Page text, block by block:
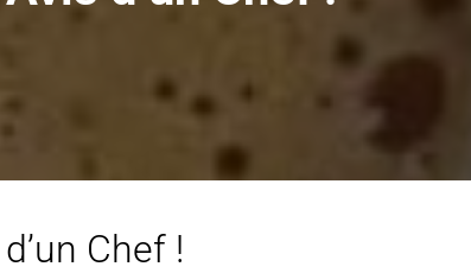
Chef !